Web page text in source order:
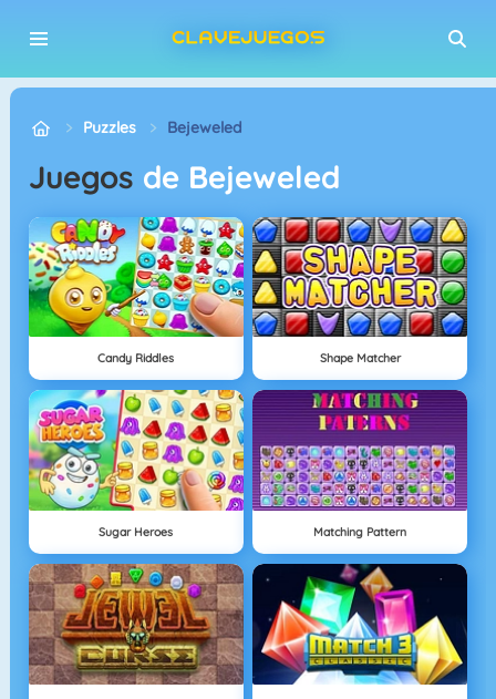
Puzzles Bejeweled
Juegos de Bejeweled
Candy Riddles Shape Matcher
Sugar Heroes Matching Pattern